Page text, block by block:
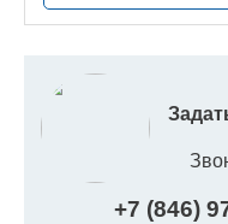
+7 (846)